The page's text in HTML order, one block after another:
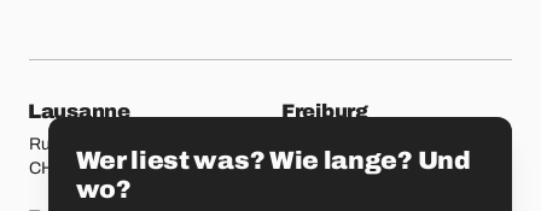
unsere Standorte
Lausanne
Rue Etraz 4
CH-1003 Lausanne
Freiburg
CH-1700 Freiburg
Wer liest was? Wie lange? Und
wo?